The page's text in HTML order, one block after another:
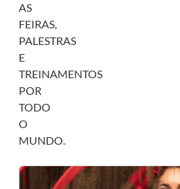
AS
FEIRAS,
PALESTRAS
E
TREINAMENTOS
POR
TODO
O
MUNDO.